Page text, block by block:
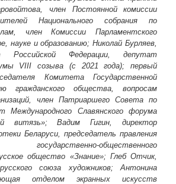
член Постоянной комиссии
Национального собрания по
член Комиссии Парламентского
науке и образованию; Николай Бурляев,
Российской Федерации, депутат
VIII созыва (с 2021 года); первый
Комитета Государственной
гражданского общества, вопросам
член Патриаршего Совета по
Международного Славянского форума
витязь»; Вадим Гигин, директор
Беларуси, председатель правления
государственно-общественного
общество «Знание»; Глеб Отчик,
союза художников; Антонина
отделом экранных искусств